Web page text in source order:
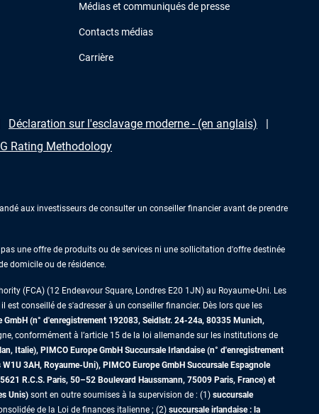
Médias et communiqués de presse
Contacts médias
Carrière
Déclaration sur l'esclavage moderne - (en anglais)
Rating Methodology
aux investisseurs de consulter un conseiller financier avant de prendre
une offre de produits ou de services ni une sollicitation d'offre destinée
domicile ou de résidence.
(FCA) (12 Endeavour Square, Londres E20 1JN) au Royaume-Uni. Les
conseillé de s'adresser à un conseiller financier. Dès lors que les
GmbH (n° d'enregistrement 192083, Seidlstr. 24-24a, 80335 Munich,
conformément à l’article 15 de la loi allemande sur les institutions de
Italie), PIMCO Europe GmbH Succursale Irlandaise (n° d'enregistrement
3AH, Royaume-Uni), PIMCO Europe GmbH Succursale Espagnole
R.C.S. Paris, 50–52 Boulevard Haussmann, 75009 Paris, France) et
Unis) sont en outre soumises à la supervision de : (1) succursale
de la Loi de finances italienne ; (2) succursale irlandaise : la